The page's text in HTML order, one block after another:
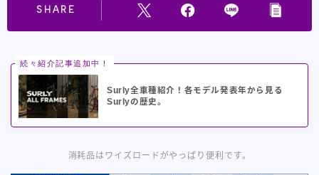
SHARE
続々紹介記事追加中！
Surly全車種紹介！各モデル発表年から見る
Surlyの歴史。
消耗品はワイズロードがやっぱり便利です。